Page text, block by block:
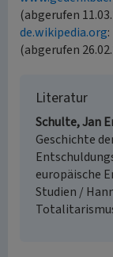
(abgerufen
de.wikipedia.org
(abgerufen
Literatur
Schulte, Jan
Geschichte
europäische
Studien /